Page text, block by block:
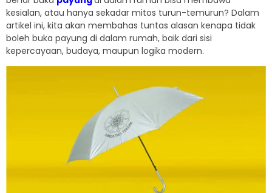
kesialan, atau hanya sekadar mitos turun-temurun? Dalam
artikel ini, kita akan membahas tuntas alasan kenapa tidak
boleh buka payung di dalam rumah, baik dari sisi
kepercayaan, budaya, maupun logika modern.